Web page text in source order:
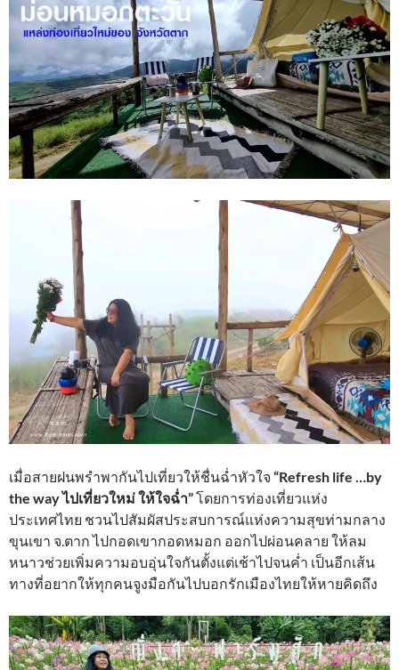
เมื่อสายฝนพรำพากันไปเที่ยวให้ชื่นฉ่ำหัวใจ “Refresh life …by
the way ไปเที่ยวใหม่ ให้ใจฉ่ำ”โดยการท่องเที่ยวแห่ง
ประเทศไทย ชวนไปสัมผัสประสบการณ์แห่งความสุขท่ามกลาง
ขุนเขา จ.ตาก ไปกอดเขากอดหมอก ออกไปผ่อนคลาย ให้ลม
หนาวช่วยเพิ่มความอบอุ่นใจกันตั้งแต่เช้าไปจนค่ำ เป็นอีกเส้น
ทางที่อยากให้ทุกคนจูงมือกันไปบอกรักเมืองไทยให้หายคิดถึง